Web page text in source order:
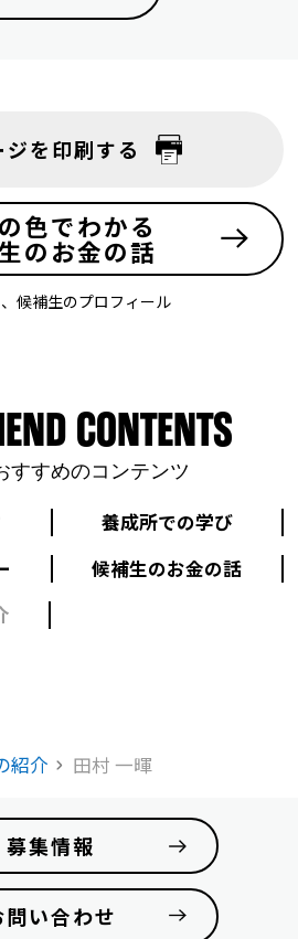
ジを印刷する
色でわかる
のお金の話
候補生のプロフィール
CONTENTS
すすめのコンテンツ
養成所での学び
候補生のお金の話
紹介 田村 一暉
募集情報
問い合わせ